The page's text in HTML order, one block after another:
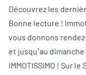
Découvrez les
Bonne lecture !
vous donnons
et jusqu’au
IMMOTISSIMO ! Sur